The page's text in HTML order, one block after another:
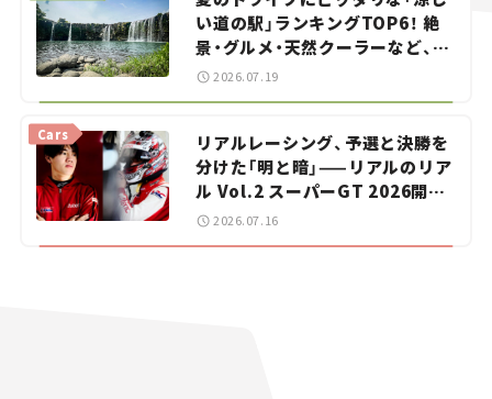
い道の駅」ランキングTOP6！ 絶
景・グルメ・天然クーラーなど、避
暑におすすめのスポットを紹介
【道の駅マニアの推し駅ガイド】
2026.07.19
リアルレーシング、予選と決勝を
分けた「明と暗」——リアルのリア
ル Vol.2 スーパーGT 2026開幕
戦 岡山国際サーキット
Cars
2026.07.16